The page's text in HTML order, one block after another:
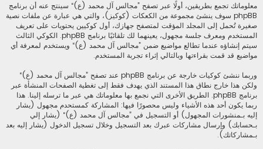
معلوماتك تجمع بطريقين، أولًا عبر تصفح ”مجالس آل محمد (ع)“ سينتج عنه أن برنامج
phpBB سوف ينشئ مجموعة من الكعكات (كوكيز)، والتي هي عبارة عن ملفات نصية
صغيرة تُحمل إلى المجلد المؤقت لمتصفح جهازك، أول كوكيين يحتويات على تعريف
المستخدم ومعرف جلسة مجهول، يعينهما لك تلقائيًا برنامج phpBB. الكوكي الثالث
سيتم إنشاؤه عندما تطالع مواضيع ضمن ”مجالس آل محمد (ع)“ ويستخدم لمعرفة أي
مواضيع قد قمت بقراءتها وبالتالي إثراء تجربة المستخدم.
وربما ننشئ كوكيات خارجة عن برنامج phpBB عند تصفح ”مجالس آل محمد (ع)“
ولكن هذا خارج نطاق هذا المستند الذي يهدف فقط إلى تغطية الصفحات المنشأة عبر
برنامج phpBB. الطريق الأخرى التي نجمع بها معلوماتك هي عبر ما ترسله إلينا. هذا
ربما يكون أحد هذه الأشياء وليس محصورًا فيها: المشاركة كمستحدم مجهول (يشار
إليه بـمنشورات المجهول) أو التسجيل في ”مجالس آل محمد (ع)“ (يشار إلي
بـحسابك) وإرسال مشاركات عبرك بعد التسجيل وخلال تسجيل الدخول (يشار إليه بعد
بـمشاركاتك).